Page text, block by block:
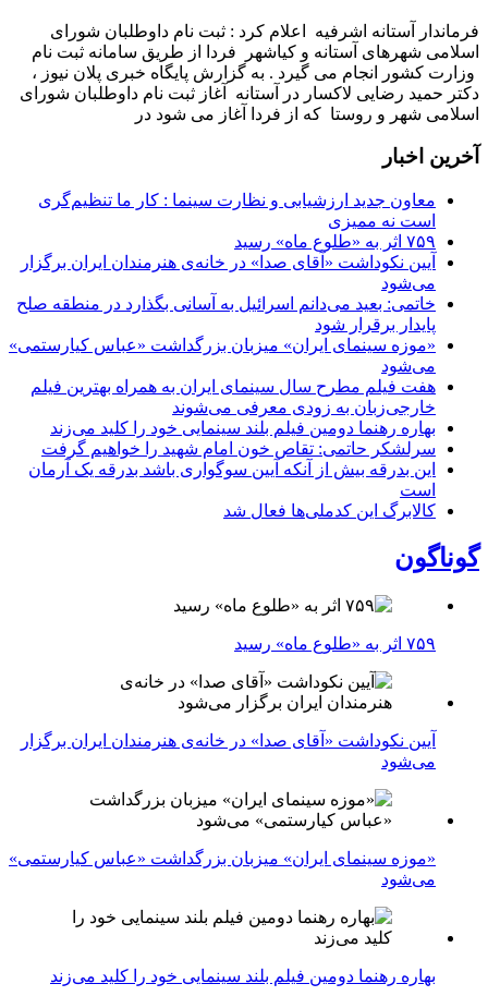
فرماندار آستانه اشرفیه اعلام کرد : ثبت نام داوطلبان شورای
اسلامی شهرهای آستانه و کیاشهر فردا از طریق سامانه ثبت نام
وزارت کشور انجام می گیرد . به گزارش پایگاه خبری پلان نیوز ،
دکتر حمید رضایی لاکسار در آستانه آغاز ثبت نام داوطلبان شورای
اسلامی شهر و روستا که از فردا آغاز می شود در
آخرین اخبار
معاون جدید ارزشیابی و نظارت سینما : کار ما تنظیم‌گری
است نه ممیزی
۷۵۹ اثر به «طلوع ماه» رسید
آیین نکوداشت «آقای صدا» در خانه‌ی هنرمندان ایران برگزار
می‌شود
خاتمی: بعید می‌دانم اسرائیل به آسانی بگذارد در منطقه صلح
پایدار برقرار شود
«موزه سینمای ایران» میزبان بزرگداشت «عباس کیارستمی»
می‌شود
هفت فیلم مطرح سال سینمای ایران به همراه بهترین فیلم
خارجی‌زبان به زودی معرفی می‌شوند
بهاره رهنما دومین فیلم بلند سینمایی خود را کلید می‌زند
سرلشکر حاتمی: تقاص خون امام شهید را خواهیم گرفت
این بدرقه بیش از آنکه آیین سوگواری باشد بدرقه یک آرمان
است
کالابرگ این کدملی‌ها فعال شد
گوناگون
۷۵۹ اثر به «طلوع ماه» رسید
آیین نکوداشت «آقای صدا» در خانه‌ی هنرمندان ایران برگزار
می‌شود
«موزه سینمای ایران» میزبان بزرگداشت «عباس کیارستمی»
می‌شود
بهاره رهنما دومین فیلم بلند سینمایی خود را کلید می‌زند